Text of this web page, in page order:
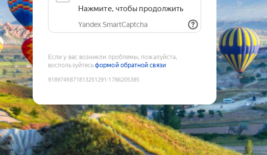
Нажмите, чтобы продолжить
Yandex SmartCaptcha
Если у вас возникли проблемы, пожалуйста,
воспользуйтесьформой обратной связи
9189749871813251291 :1786205385